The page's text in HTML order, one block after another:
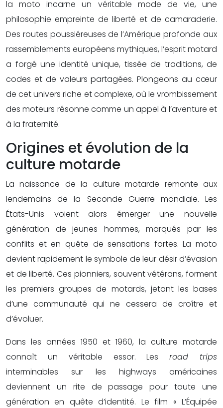
la moto incarne un véritable mode de vie, une
philosophie empreinte de liberté et de camaraderie.
Des routes poussiéreuses de l’Amérique profonde aux
rassemblements européens mythiques, l’esprit motard
a forgé une identité unique, tissée de traditions, de
codes et de valeurs partagées. Plongeons au cœur
de cet univers riche et complexe, où le vrombissement
des moteurs résonne comme un appel à l’aventure et
à la fraternité.
Origines et évolution de la
culture motarde
La naissance de la culture motarde remonte aux
lendemains de la Seconde Guerre mondiale. Les
États-Unis voient alors émerger une nouvelle
génération de jeunes hommes, marqués par les
conflits et en quête de sensations fortes. La moto
devient rapidement le symbole de leur désir d’évasion
et de liberté. Ces pionniers, souvent vétérans, forment
les premiers groupes de motards, jetant les bases
d’une communauté qui ne cessera de croître et
d’évoluer.
Dans les années 1950 et 1960, la culture motarde
connaît un véritable essor. Lesroad trips
interminables sur les highways américaines
deviennent un rite de passage pour toute une
génération en quête d’identité. Le film « L’Équipée